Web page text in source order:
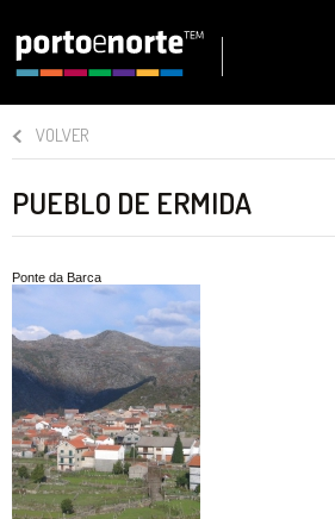
VOLVER
PUEBLO DE ERMIDA
Ponte da Barca